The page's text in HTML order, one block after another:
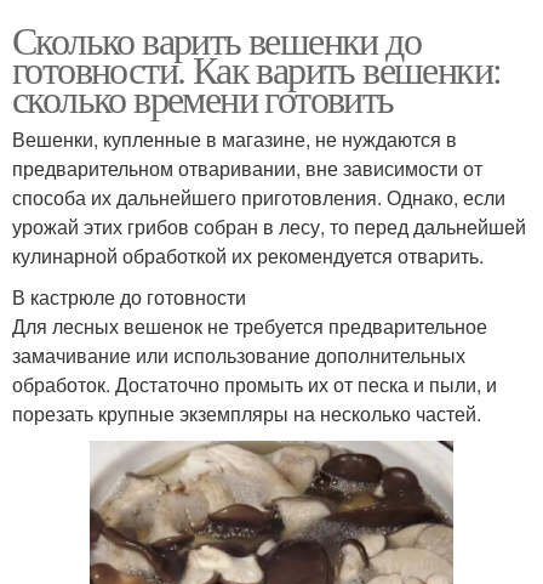
Сколько варить вешенки до
готовности. Как варить вешенки:
сколько времени готовить
Вешенки, купленные в магазине, не нуждаются в
предварительном отваривании, вне зависимости от
способа их дальнейшего приготовления. Однако, если
урожай этих грибов собран в лесу, то перед дальнейшей
кулинарной обработкой их рекомендуется отварить.
В кастрюле до готовности
Для лесных вешенок не требуется предварительное
замачивание или использование дополнительных
обработок. Достаточно промыть их от песка и пыли, и
порезать крупные экземпляры на несколько частей.